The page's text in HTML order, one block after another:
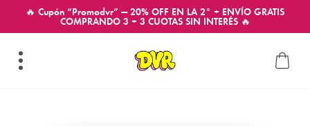
🔥 Cupón “Promodvr” — 20% OFF EN LA 2° + ENVÍO GRATIS
COMPRANDO 3 + 3 CUOTAS SIN INTERÉS 🔥